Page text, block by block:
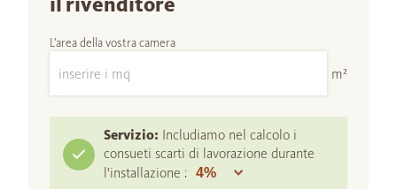
L'area della vostra camera
m²
Servizio: Includiamo nel calcolo i
consueti scarti di lavorazione durante
l'installazione :